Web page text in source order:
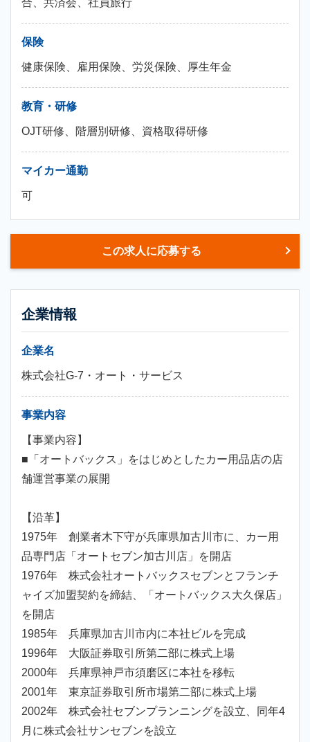
合、共済会、社員旅行
保険
健康保険、雇用保険、労災保険、厚生年金
教育・研修
OJT研修、階層別研修、資格取得研修
マイカー通勤
可
この求人に応募する
企業情報
企業名
株式会社G-7・オート・サービス
事業内容
【事業内容】
■「オートバックス」をはじめとしたカー用品店の店
舗運営事業の展開
【沿革】
1975年 創業者木下守が兵庫県加古川市に、カー用
品専門店「オートセブン加古川店」を開店
1976年 株式会社オートバックスセブンとフランチ
ャイズ加盟契約を締結、「オートバックス大久保店」
を開店
1985年 兵庫県加古川市内に本社ビルを完成
1996年 大阪証券取引所第二部に株式上場
2000年 兵庫県神戸市須磨区に本社を移転
2001年 東京証券取引所市場第二部に株式上場
2002年 株式会社セブンプランニングを設立、同年4
月に株式会社サンセブンを設立